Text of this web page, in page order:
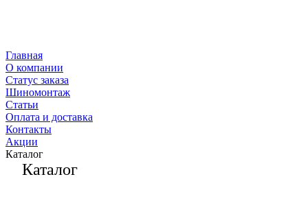
Главная
О компании
Статус заказа
Шиномонтаж
Статьи
Оплата и доставка
Контакты
Акции
Каталог
Каталог